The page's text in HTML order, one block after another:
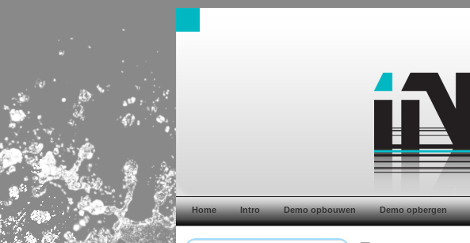
Home Intro Demo opbouwen Demo opbergen